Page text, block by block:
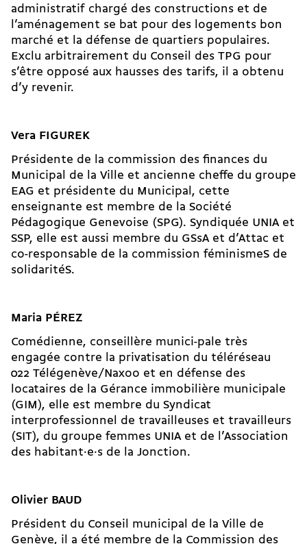
administratif chargé des constructions et de
l’aménagement se bat pour des logements bon
marché et la défense de quartiers populaires.
Exclu arbitrairement du Conseil des TPG pour
s’être opposé aux hausses des tarifs, il a obtenu
d’y revenir.
Vera FIGUREK
Présidente de la commission des finances du
Municipal de la Ville et ancienne cheffe du groupe
EAG et présidente du Municipal, cette
enseignante est membre de la Société
Pédagogique Genevoise (SPG). Syndiquée UNIA et
SSP, elle est aussi membre du GSsA et d’Attac et
co-responsable de la commission féminismeS de
solidaritéS.
Maria PÉREZ
Comédienne, conseillère munici-pale très
engagée contre la privatisation du téléréseau
022 Télégenève/Naxoo et en défense des
locataires de la Gérance immobilière municipale
(GIM), elle est membre du Syndicat
interprofessionnel de travailleuses et travailleurs
(SIT), du groupe femmes UNIA et de l’Association
des habitant·e·s de la Jonction.
Olivier BAUD
Président du Conseil municipal de la Ville de
Genève, il a été membre de la Commission des